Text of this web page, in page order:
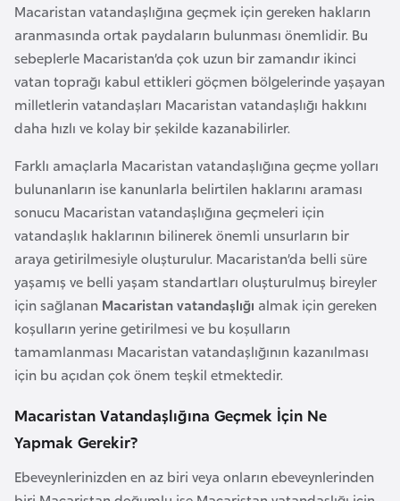
Macaristan vatandaşlığına geçmek için gereken hakların
aranmasında ortak paydaların bulunması önemlidir. Bu
sebeplerle Macaristan’da çok uzun bir zamandır ikinci
vatan toprağı kabul ettikleri göçmen bölgelerinde yaşayan
milletlerin vatandaşları Macaristan vatandaşlığı hakkını
daha hızlı ve kolay bir şekilde kazanabilirler.
Farklı amaçlarla Macaristan vatandaşlığına geçme yolları
bulunanların ise kanunlarla belirtilen haklarını araması
sonucu Macaristan vatandaşlığına geçmeleri için
vatandaşlık haklarının bilinerek önemli unsurların bir
araya getirilmesiyle oluşturulur. Macaristan’da belli süre
yaşamış ve belli yaşam standartları oluşturulmuş bireyler
için sağlanan Macaristan vatandaşlığı almak için gereken
koşulların yerine getirilmesi ve bu koşulların
tamamlanması Macaristan vatandaşlığının kazanılması
için bu açıdan çok önem teşkil etmektedir.
Macaristan Vatandaşlığına Geçmek İçin Ne
Yapmak Gerekir?
Ebeveynlerinizden en az biri veya onların ebeveynlerinden
B
e
n
i
n
B
o
s
n
a
H
e
r
s
k
u